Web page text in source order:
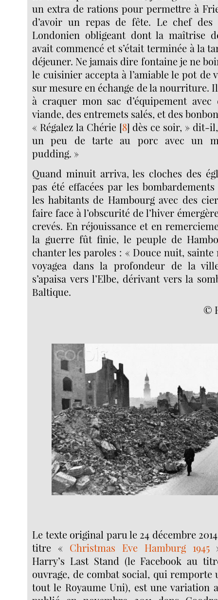
un extra de rations pour permettre à
d’avoir un repas de fête. Le chef
Londonien obligeant dont la maîtrise
avait commencé et s’était terminée à la
déjeuner. Ne jamais dire fontaine je ne
le cuisinier accepta à l’amiable le pot de
sur mesure en échange de la nourriture.
à craquer mon sac d’équipement avec
viande, des entremets salés, et des
« Régalez la Chérie[8] dès ce soir, » dit-
un peu de tarte au porc avec un
pudding. »
Quand minuit arriva, les cloches des
pas été effacées par les
les habitants de Hambourg avec des
faire face à l’obscurité de l’hiver
crevés. En réjouissance et en
la guerre fût finie, le peuple de
chanter les paroles : « Douce nuit,
voyagea dans la profondeur de la
s’apaisa vers l’Elbe, dérivant vers la
Baltique.
©
Le texte original paru le 24 décembre
titre « Christmas Eve Hamburg 1945
Harry’s Last Stand (le Facebook au
ouvrage, de combat social, qui remporte
tout le Royaume Uni), est une variation